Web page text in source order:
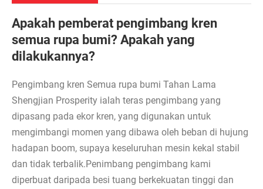
Apakah pemberat pengimbang kren
semua rupa bumi? Apakah yang
dilakukannya?
Pengimbang kren Semua rupa bumi Tahan Lama
Shengjian Prosperity ialah teras pengimbang yang
dipasang pada ekor kren, yang digunakan untuk
mengimbangi momen yang dibawa oleh beban di hujung
hadapan boom, supaya keseluruhan mesin kekal stabil
dan tidak terbalik.Penimbang pengimbang kami
diperbuat daripada besi tuang berkekuatan tinggi dan